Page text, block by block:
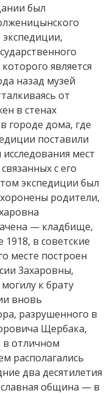
был
экспедиции,
является
назад музей
от
в стенах
городе дома, где
поставили
мест
с его
экспедиции был
родители,
— кладбище,
в советские
месте построен
Захаровны,
к брату
вновь
разрушенного в
Щербака,
в отличном
располагались
два десятилетия
община — в